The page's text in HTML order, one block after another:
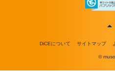
DiCEについて サイトマップ
©